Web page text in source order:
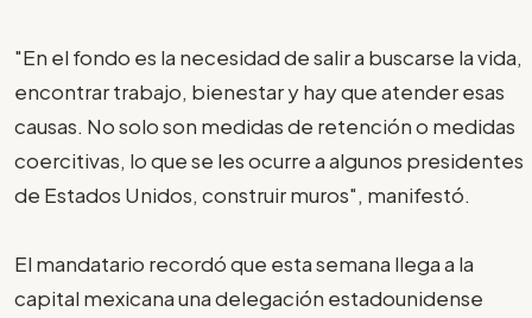
"En el fondo es la necesidad de salir a buscarse la vida,
encontrar trabajo, bienestar y hay que atender esas
causas. No solo son medidas de retención o medidas
coercitivas, lo que se les ocurre a algunos presidentes
de Estados Unidos, construir muros", manifestó.
El mandatario recordó que esta semana llega a la
capital mexicana una delegación estadounidense